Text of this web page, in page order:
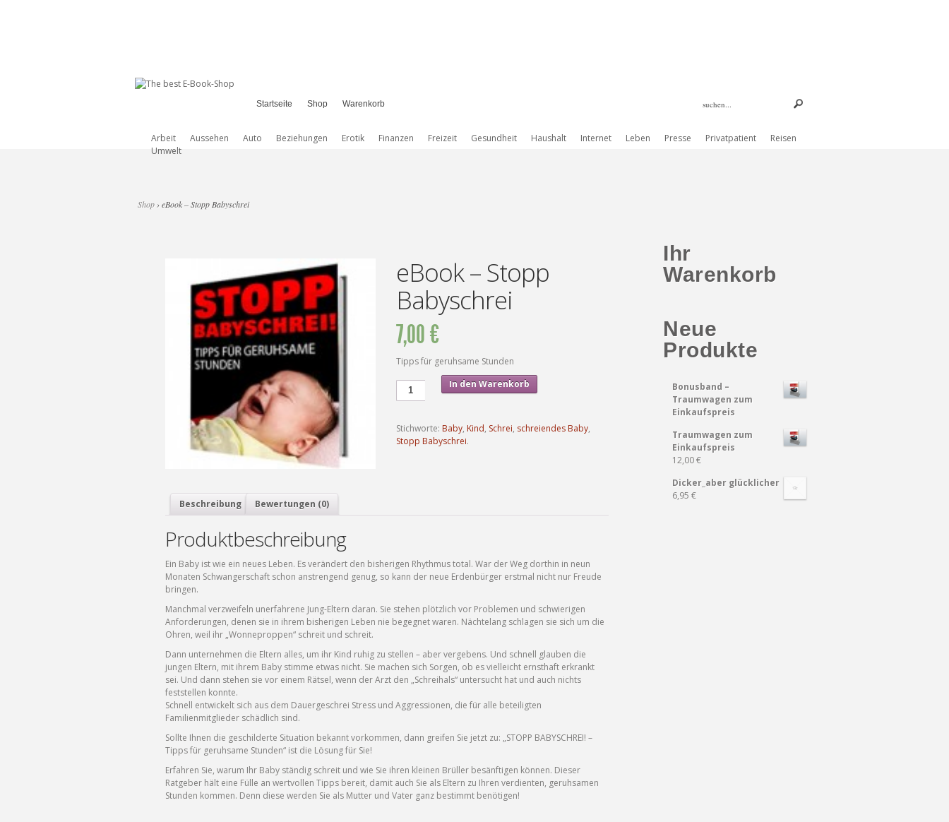
Startseite Shop Warenkorb
Arbeit Aussehen Auto Beziehungen Erotik Finanzen Freizeit Gesundheit Haushalt Internet Leben Presse Privatpatient
Reisen
Umwelt
Shop › eBook – Stopp Babyschrei
eBook – Stopp
Babyschrei
7,00 €
Tipps für geruhsame Stunden
In den Warenkorb
Stichworte: Baby, Kind, Schrei, schreiendes Baby,
Stopp Babyschrei.
Beschreibung Bewertungen (0)
Produktbeschreibung
Ein Baby ist wie ein neues Leben. Es verändert den bisherigen Rhythmus total. War der Weg dorthin in neun
Monaten Schwangerschaft schon anstrengend genug, so kann der neue Erdenbürger erstmal nicht nur Freude
bringen.
Manchmal verzweifeln unerfahrene Jung-Eltern daran. Sie stehen plötzlich vor Problemen und schwierigen
Anforderungen, denen sie in ihrem bisherigen Leben nie begegnet waren. Nächtelang schlagen sie sich um die
Ohren, weil ihr „Wonneproppen“ schreit und schreit.
Dann unternehmen die Eltern alles, um ihr Kind ruhig zu stellen – aber vergebens. Und schnell glauben die
jungen Eltern, mit ihrem Baby stimme etwas nicht. Sie machen sich Sorgen, ob es vielleicht ernsthaft erkrankt
sei. Und dann stehen sie vor einem Rätsel, wenn der Arzt den „Schreihals“ untersucht hat und auch nichts
feststellen konnte.
Schnell entwickelt sich aus dem Dauergeschrei Stress und Aggressionen, die für alle beteiligten
Familienmitglieder schädlich sind.
Sollte Ihnen die geschilderte Situation bekannt vorkommen, dann greifen Sie jetzt zu: „STOPP BABYSCHREI! –
Tipps für geruhsame Stunden“ ist die Lösung für Sie!
Erfahren Sie, warum Ihr Baby ständig schreit und wie Sie ihren kleinen Brüller besänftigen können. Dieser
Ratgeber hält eine Fülle an wertvollen Tipps bereit, damit auch Sie als Eltern zu Ihren verdienten, geruhsamen
Stunden kommen. Denn diese werden Sie als Mutter und Vater ganz bestimmt benötigen!
Ihr
Warenkorb
Neue
Produkte
Bonusband –
Traumwagen zum
Einkaufspreis
Traumwagen zum
Einkaufspreis
12,00 €
Dicker_aber glücklicher
6,95 €